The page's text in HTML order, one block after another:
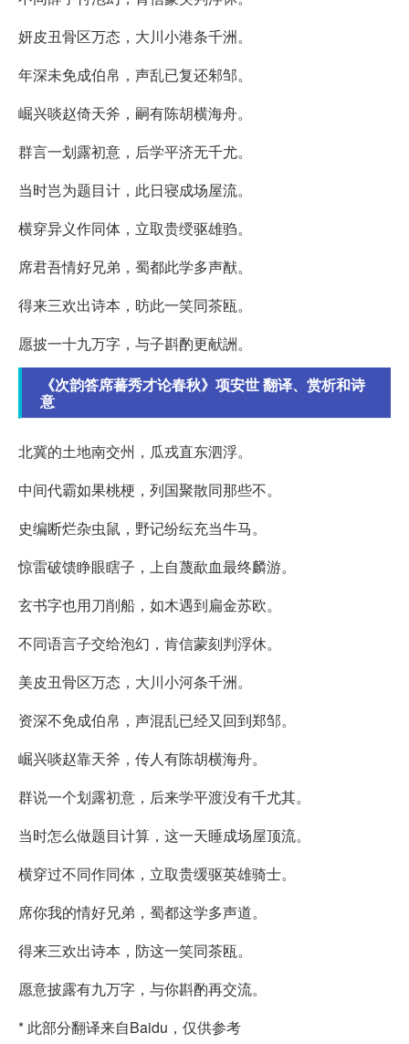
妍皮丑骨区万态，大川小港条千洲。
年深未免成伯帛，声乱已复还邾邹。
崛兴啖赵倚天斧，嗣有陈胡横海舟。
群言一划露初意，后学平济无千尤。
当时岂为题目计，此日寝成场屋流。
横穿异义作同体，立取贵绶驱雄驺。
席君吾情好兄弟，蜀都此学多声猷。
得来三欢出诗本，昉此一笑同茶瓯。
愿披一十九万字，与子斟酌更献詶。
《次韵答席蕃秀才论春秋》项安世 翻译、赏析和诗
意
北冀的土地南交州，瓜戎直东泗浮。
中间代霸如果桃梗，列国聚散同那些不。
史编断烂杂虫鼠，野记纷纭充当牛马。
惊雷破馈睁眼瞎子，上自蔑歃血最终麟游。
玄书字也用刀削船，如木遇到扁金苏欧。
不同语言子交给泡幻，肯信蒙刻判浮休。
美皮丑骨区万态，大川小河条千洲。
资深不免成伯帛，声混乱已经又回到郑邹。
崛兴啖赵靠天斧，传人有陈胡横海舟。
群说一个划露初意，后来学平渡没有千尤其。
当时怎么做题目计算，这一天睡成场屋顶流。
横穿过不同作同体，立取贵缓驱英雄骑士。
席你我的情好兄弟，蜀都这学多声道。
得来三欢出诗本，防这一笑同茶瓯。
愿意披露有九万字，与你斟酌再交流。
* 此部分翻译来自Baidu，仅供参考